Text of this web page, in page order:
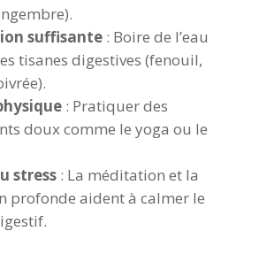
suffisante: Boire de l’eau
tisanes digestives (fenouil,
: Pratiquer des
doux comme le yoga ou le
stress: La méditation et la
profonde aident à calmer le